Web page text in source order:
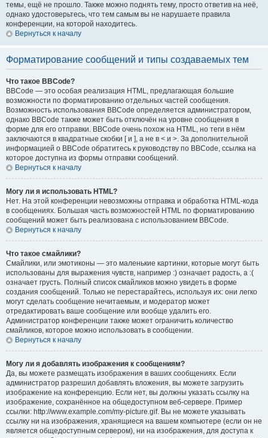
темы, ещё не прошло. Также можно поднять тему, просто ответив на неё,
однако удостоверьтесь, что тем самым вы не нарушаете правила
конференции, на которой находитесь.
Вернуться к началу
Форматирование сообщений и типы создаваемых тем
Что такое BBCode?
BBCode — это особая реализация HTML, предлагающая большие
возможности по форматированию отдельных частей сообщения.
Возможность использования BBCode определяется администратором,
однако BBCode также может быть отключён на уровне сообщения в
форме для его отправки. BBCode очень похож на HTML, но теги в нём
заключаются в квадратные скобки [ и ], а не в < и >. За дополнительной
информацией о BBCode обратитесь к руководству по BBCode, ссылка на
которое доступна из формы отправки сообщений.
Вернуться к началу
Могу ли я использовать HTML?
Нет. На этой конференции невозможны отправка и обработка HTML-кода
в сообщениях. Большая часть возможностей HTML по форматированию
сообщений может быть реализована с использованием BBCode.
Вернуться к началу
Что такое смайлики?
Смайлики, или эмотиконы — это маленькие картинки, которые могут быть
использованы для выражения чувств, например :) означает радость, а :(
означает грусть. Полный список смайликов можно увидеть в форме
создания сообщений. Только не перестарайтесь, используя их: они легко
могут сделать сообщение нечитаемым, и модератор может
отредактировать ваше сообщение или вообще удалить его.
Администратор конференции также может ограничить количество
смайликов, которое можно использовать в сообщении.
Вернуться к началу
Могу ли я добавлять изображения к сообщениям?
Да, вы можете размещать изображения в ваших сообщениях. Если
администратор разрешил добавлять вложения, вы можете загрузить
изображение на конференцию. Если нет, вы должны указать ссылку на
изображение, сохранённое на общедоступном веб-сервере. Пример
ссылки: http://www.example.com/my-picture.gif. Вы не можете указывать
ссылку ни на изображения, хранящиеся на вашем компьютере (если он не
является общедоступным сервером), ни на изображения, для доступа к